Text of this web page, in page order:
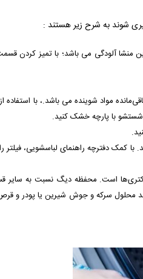
شوند به شرح زیر هستند :
منشا آلودگی می باشد؛ با تمیز کردن
مواد شوینده می باشد.، با استفاده
شستشو با پارچه خشک کنید.
دفترچه راهنمای لباسشویی، فیلتر را
است. محفظه دیگ نسبت به سایر
محلول سرکه و جوش شیرین یا پودر و